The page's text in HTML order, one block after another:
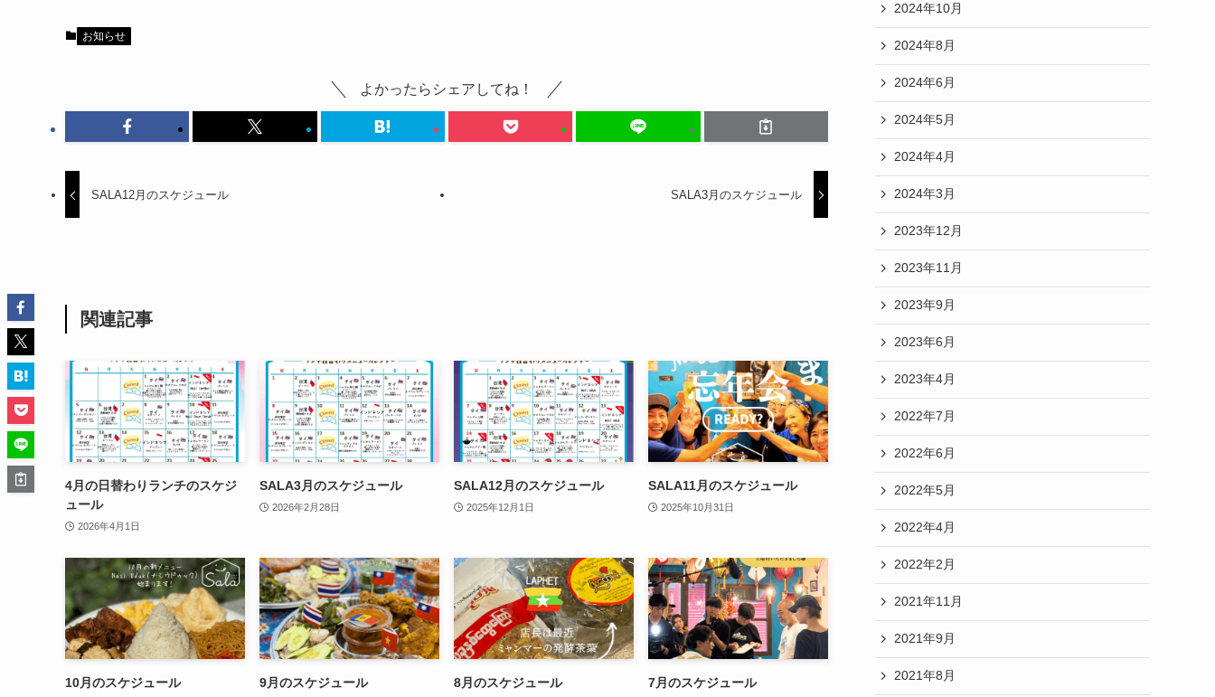
お知らせ
よかったらシェアしてね！
SALA12月のスケジュール SALA3月のスケジュール
関連記事
4月の日替わりランチのスケジ
ュール
2026年4月1日
SALA3月のスケジュール
2026年2月28日
SALA12月のスケジュール
2025年12月1日
SALA11月のスケジュール
2025年10月31日
10月のスケジュール 9月のスケジュール 8月のスケジュール 7月のスケジュール
2024年10月
2024年8月
2024年6月
2024年5月
2024年4月
2024年3月
2023年12月
2023年11月
2023年9月
2023年6月
2023年4月
2022年7月
2022年6月
2022年5月
2022年4月
2022年2月
2021年11月
2021年9月
2021年8月